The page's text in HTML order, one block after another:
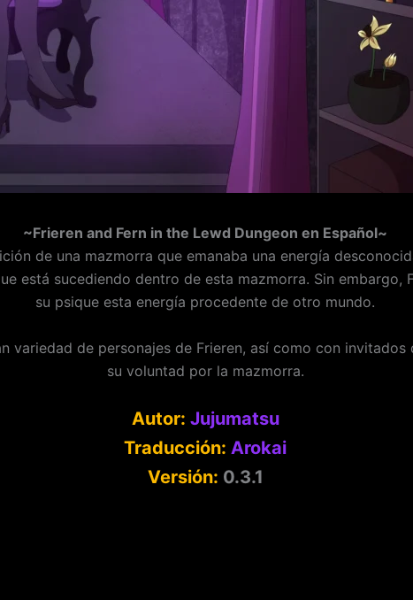
~Frieren and Fern in the Lewd Dungeon en Español~
de una mazmorra que emanaba una energía
está sucediendo dentro de esta mazmorra. Sin embargo,
su psique esta energía procedente de otro mundo.
variedad de personajes de Frieren, así como con
su voluntad por la mazmorra.
Autor: Jujumatsu
Traducción: Arokai
Versión: 0.3.1